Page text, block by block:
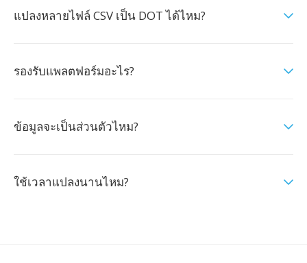
แปลงหลายไฟล์ CSV เป็น DOT ได้ไหม?
รองรับแพลตฟอร์มอะไร?
ข้อมูลจะเป็นส่วนตัวไหม?
ใช้เวลาแปลงนานไหม?